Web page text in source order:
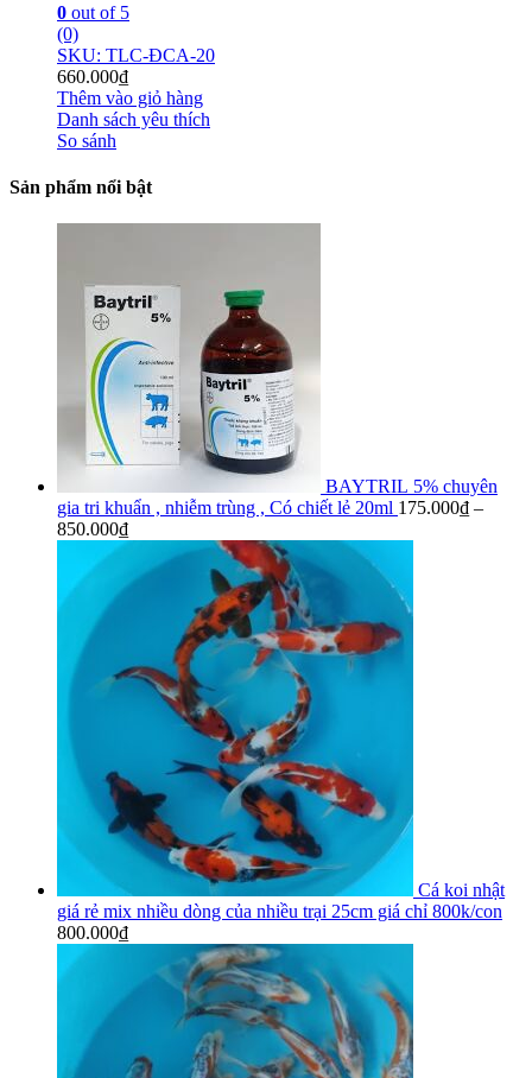
0 out of 5
(0)
SKU: TLC-ĐCA-20
660.000₫
Thêm vào giỏ hàng
Danh sách yêu thích
So sánh
Sản phẩm nổi bật
BAYTRIL 5% chuyên
gia tri khuẩn , nhiễm trùng , Có chiết lẻ 20ml 175.000₫ –
850.000₫
Cá koi nhật
giá rẻ mix nhiều dòng của nhiều trại 25cm giá chỉ 800k/con
800.000₫